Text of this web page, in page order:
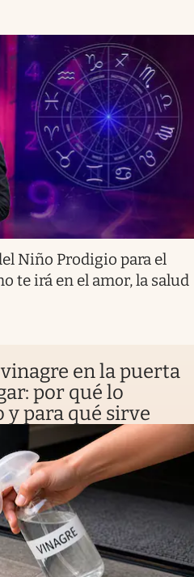
Niño Prodigio para el
te irá en el amor, la salud
en la puerta
por qué lo
para qué sirve